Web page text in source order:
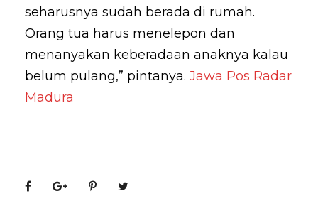
seharusnya sudah berada di rumah.
Orang tua harus menelepon dan
menanyakan keberadaan anaknya kalau
belum pulang,” pintanya. Jawa Pos Radar
Madura